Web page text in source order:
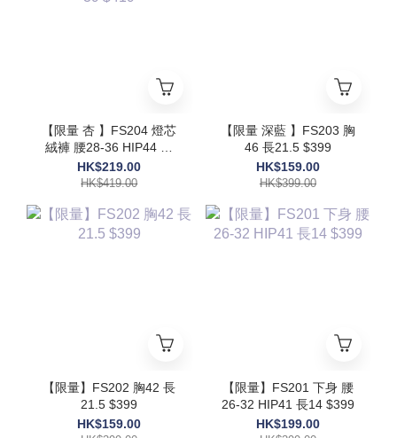
【限量 杏 】FS204 燈芯
絨褲 腰28-36 HIP44 長
39 $419
HK$219.00
HK$419.00
【限量 深藍 】FS203 胸
46 長21.5 $399
HK$159.00
HK$399.00
【限量】FS202 胸42 長
21.5 $399
HK$159.00
【限量】FS201 下身 腰
26-32 HIP41 長14 $399
HK$199.00